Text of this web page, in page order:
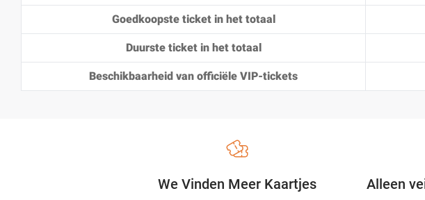
Goedkoopste ticket in het totaal
Duurste ticket in het totaal
Beschikbaarheid van officiële VIP-tickets
Alleen
We Vinden Meer Kaartjes